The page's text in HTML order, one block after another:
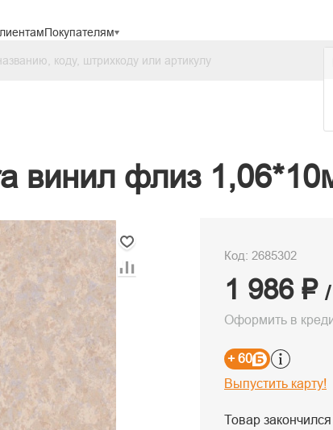
Покупателям
винил флиз
Код: 2685302
1 986 ₽
Оформить в
+ 60
Выпустить карту!
Товар закончился